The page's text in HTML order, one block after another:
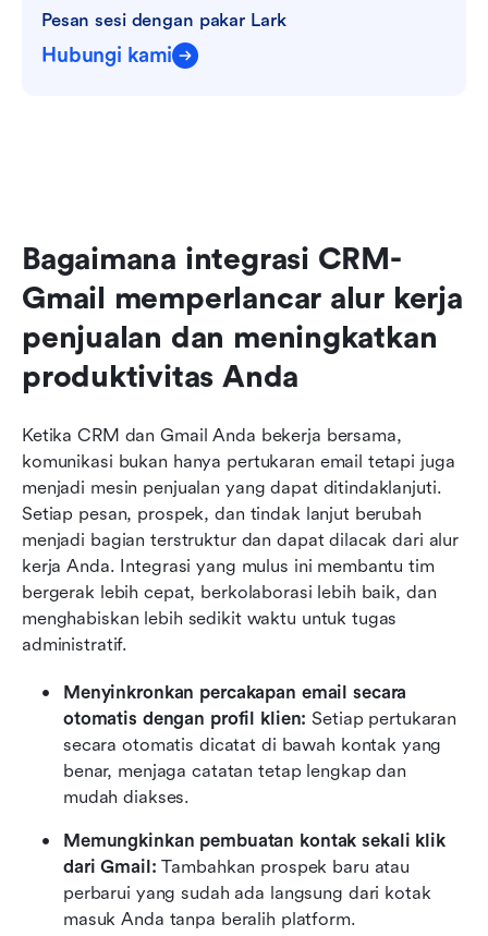
Pesan sesi dengan pakar Lark
Hubungi kami
Bagaimana integrasi CRM-
Gmail memperlancar alur kerja
penjualan dan meningkatkan
produktivitas Anda
Ketika CRM dan Gmail Anda bekerja bersama,
komunikasi bukan hanya pertukaran email tetapi juga
menjadi mesin penjualan yang dapat ditindaklanjuti.
Setiap pesan, prospek, dan tindak lanjut berubah
menjadi bagian terstruktur dan dapat dilacak dari alur
kerja Anda. Integrasi yang mulus ini membantu tim
bergerak lebih cepat, berkolaborasi lebih baik, dan
menghabiskan lebih sedikit waktu untuk tugas
administratif.
Menyinkronkan percakapan email secara
otomatis dengan profil klien: Setiap pertukaran
secara otomatis dicatat di bawah kontak yang
benar, menjaga catatan tetap lengkap dan
mudah diakses.
Memungkinkan pembuatan kontak sekali klik
dari Gmail: Tambahkan prospek baru atau
perbarui yang sudah ada langsung dari kotak
masuk Anda tanpa beralih platform.